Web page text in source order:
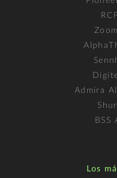
Admira
BSS
Los